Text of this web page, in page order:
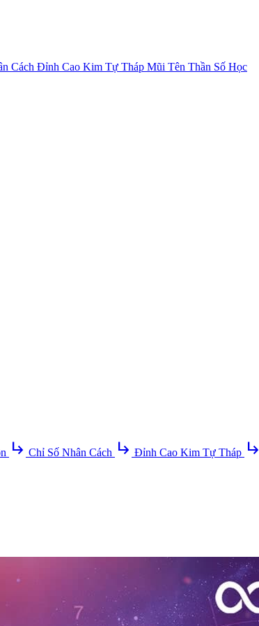
Cách Đỉnh Cao Kim Tự Tháp Mũi Tên Thần Số Học
subdirectory_arrow_right Chỉ Số Nhân Cách subdirectory_arrow_right Đỉnh Cao Kim Tự Tháp subdirectory_arrow_right